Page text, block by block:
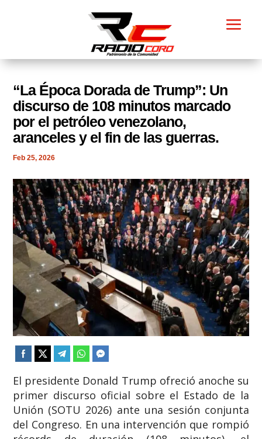
​“La Época Dorada de Trump”: Un
discurso de 108 minutos marcado
por el petróleo venezolano,
aranceles y el fin de las guerras.
Feb 25, 2026
El presidente Donald Trump ofreció anoche su
primer discurso oficial sobre el Estado de la
Unión (SOTU 2026) ante una sesión conjunta
del Congreso. En una intervención que rompió